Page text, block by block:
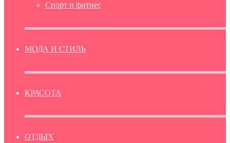
Спорт и фитнес
МОДА И СТИЛЬ
КРАСОТА
ОТДЫХ